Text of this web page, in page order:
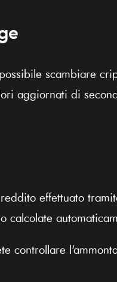
scambiare
aggiornati di
reddito effettuato
calcolate
controllare